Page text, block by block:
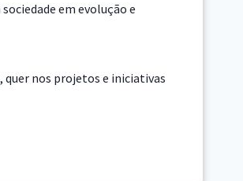
em evolução e
quer nos projetos e iniciativas